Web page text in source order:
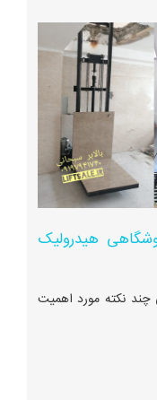
هیدرولیک
چند نکته مورد اهمیت